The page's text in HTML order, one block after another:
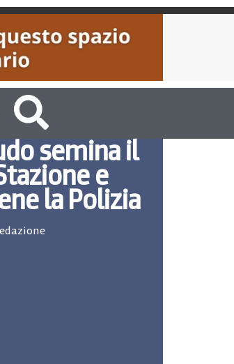
semina il
e
la Polizia